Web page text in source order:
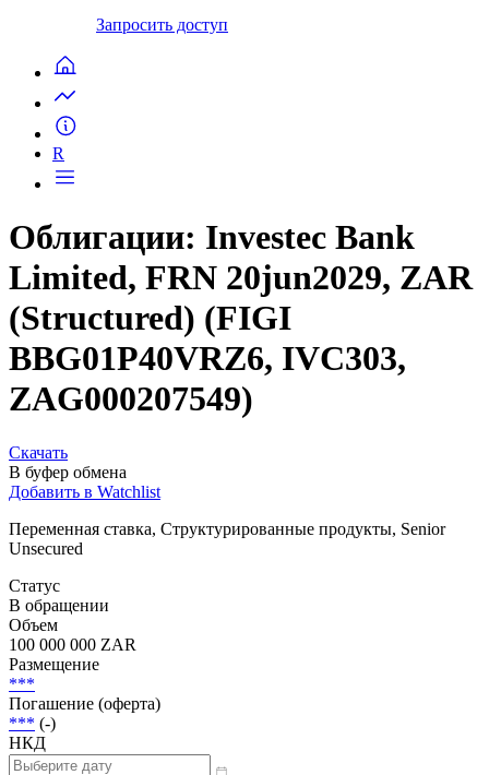
Запросить доступ
R
Облигации: Investec Bank
Limited, FRN 20jun2029, ZAR
(Structured) (FIGI
BBG01P40VRZ6, IVC303,
ZAG000207549)
Скачать
В буфер обмена
Добавить в Watchlist
Переменная ставка, Структурированные продукты, Senior
Unsecured
Статус
В обращении
Объем
100 000 000 ZAR
Размещение
***
Погашение (оферта)
*** (-)
НКД